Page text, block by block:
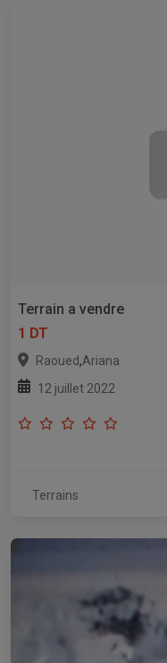
Terrain a vendre
1 DT
Raoued,Ariana
12 juillet 2022
Terrains